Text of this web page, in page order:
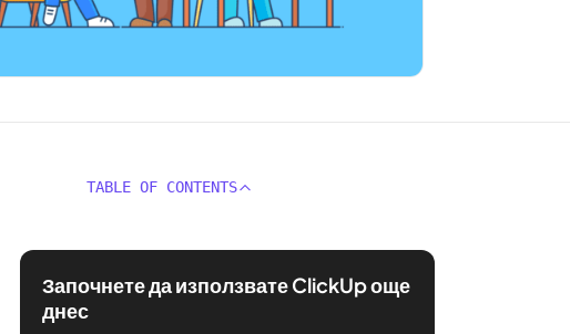
TABLE OF CONTENTS
Започнете да използвате ClickUp още
днес